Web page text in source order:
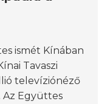
ismét Kínában
Tavaszi
televíziónéző
Együttes